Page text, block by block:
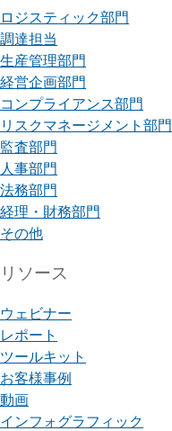
ロジスティック部門
調達担当
生産管理部門
経営企画部門
コンプライアンス部門
リスクマネージメント部門
監査部門
人事部門
法務部門
経理・財務部門
その他
リソース
ウェビナー
レポート
ツールキット
お客様事例
動画
インフォグラフィック